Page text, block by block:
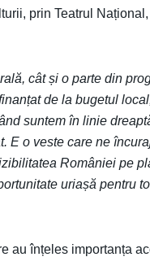
prin Teatrul
cât și o parte din
de la bugetul
suntem în linie
E o veste care ne
României pe
uriașă pentru
au înțeles importanța